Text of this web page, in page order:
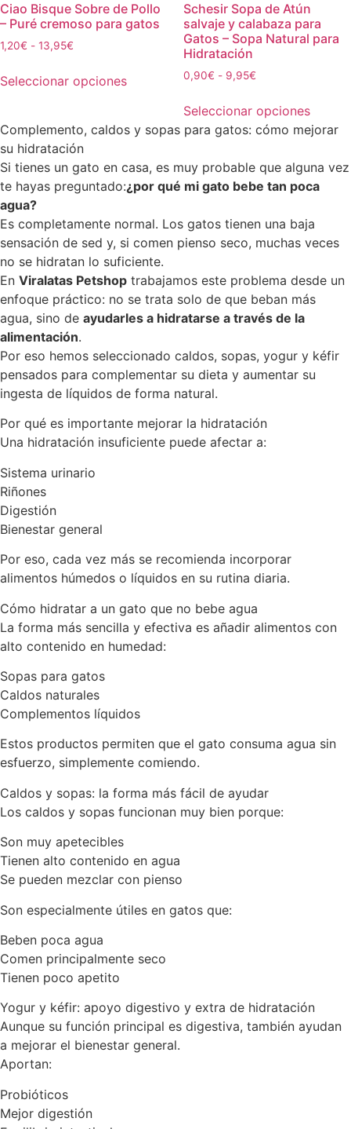
Ciao Bisque Sobre de Pollo
– Puré cremoso para gatos
1,20€ - 13,95€
Seleccionar opciones
Schesir Sopa de Atún
salvaje y calabaza para
Gatos – Sopa Natural para
Hidratación
0,90€ - 9,95€
Seleccionar opciones
Complemento, caldos y sopas para gatos: cómo mejorar
su hidratación
Si tienes un gato en casa, es muy probable que alguna vez
te hayas preguntado:¿por qué mi gato bebe tan poca
agua?
Es completamente normal. Los gatos tienen una baja
sensación de sed y, si comen pienso seco, muchas veces
no se hidratan lo suficiente.
En Viralatas Petshop trabajamos este problema desde un
enfoque práctico: no se trata solo de que beban más
agua, sino de ayudarles a hidratarse a través de la
alimentación.
Por eso hemos seleccionado caldos, sopas, yogur y kéfir
pensados para complementar su dieta y aumentar su
ingesta de líquidos de forma natural.
Por qué es importante mejorar la hidratación
Una hidratación insuficiente puede afectar a:
Sistema urinario
Riñones
Digestión
Bienestar general
Por eso, cada vez más se recomienda incorporar
alimentos húmedos o líquidos en su rutina diaria.
Cómo hidratar a un gato que no bebe agua
La forma más sencilla y efectiva es añadir alimentos con
alto contenido en humedad:
Sopas para gatos
Caldos naturales
Complementos líquidos
Estos productos permiten que el gato consuma agua sin
esfuerzo, simplemente comiendo.
Caldos y sopas: la forma más fácil de ayudar
Los caldos y sopas funcionan muy bien porque:
Son muy apetecibles
Tienen alto contenido en agua
Se pueden mezclar con pienso
Son especialmente útiles en gatos que:
Beben poca agua
Comen principalmente seco
Tienen poco apetito
Yogur y kéfir: apoyo digestivo y extra de hidratación
Aunque su función principal es digestiva, también ayudan
a mejorar el bienestar general.
Aportan:
Probióticos
Mejor digestión